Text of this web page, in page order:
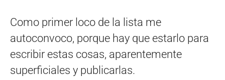
Como primer loco de la lista me
autoconvoco, porque hay que estarlo para
escribir estas cosas, aparentemente
superficiales y publicarlas.